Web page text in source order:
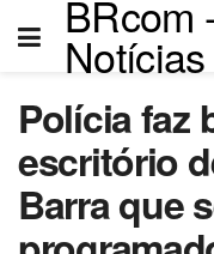
BRcom
Notícias
Polícia faz
escritório
Barra que